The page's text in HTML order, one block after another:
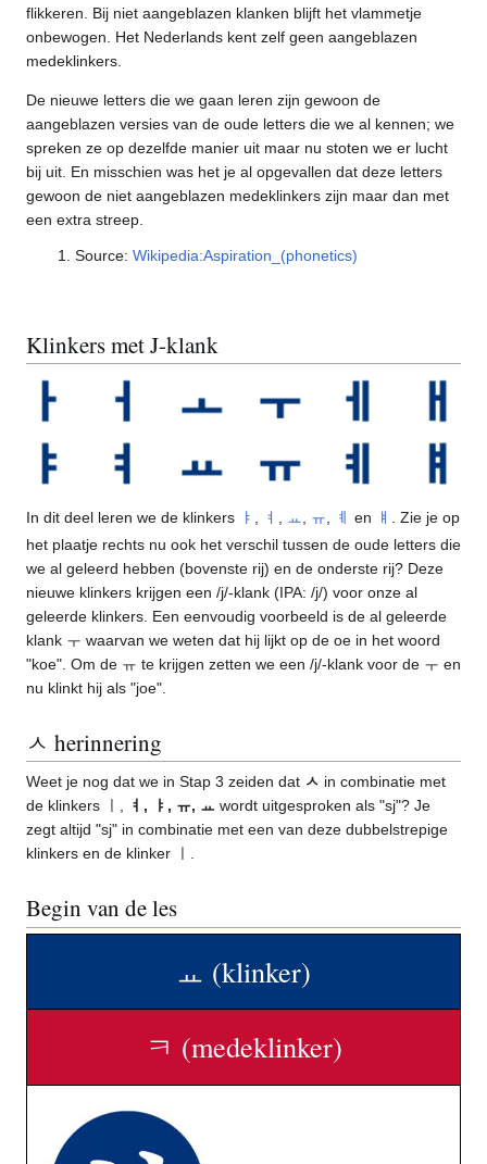
flikkeren. Bij niet aangeblazen klanken blijft het vlammetje
onbewogen. Het Nederlands kent zelf geen aangeblazen
medeklinkers.
De nieuwe letters die we gaan leren zijn gewoon de
aangeblazen versies van de oude letters die we al kennen; we
spreken ze op dezelfde manier uit maar nu stoten we er lucht
bij uit. En misschien was het je al opgevallen dat deze letters
gewoon de niet aangeblazen medeklinkers zijn maar dan met
een extra streep.
Source: Wikipedia:Aspiration_(phonetics)
Klinkers met J-klank
In dit deel leren we de klinkers ㅑ ㅕ ㅛ ㅠ ㅖ en ㅒ
. Zie je op
het plaatje rechts nu ook het verschil tussen de oude letters die
we al geleerd hebben (bovenste rij) en de onderste rij? Deze
nieuwe klinkers krijgen een /j/-klank (IPA: /j/) voor onze al
geleerde klinkers. Een eenvoudig voorbeeld is de al geleerde
klank ㅜ waarvan we weten dat hij lijkt op de oe in het woord
"koe". Om de ㅠ te krijgen zetten we een /j/-klank voor de ㅜ en
nu klinkt hij als "joe".
ㅅ herinnering
Weet je nog dat we in Stap 3 zeiden dat ㅅ in combinatie met
de klinkers ㅣ, ㅕ, ㅑ, ㅠ, ㅛ wordt uitgesproken als "sj"? Je
zegt altijd "sj" in combinatie met een van deze dubbelstrepige
klinkers en de klinker ㅣ.
Begin van de les
ㅛ (klinker)
ㅋ (medeklinker)